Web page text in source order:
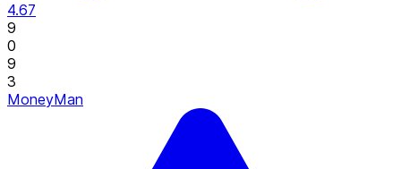
4.67
9
0
9
3
MoneyMan